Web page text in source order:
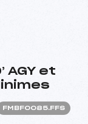
AGY et
FMBF0085.FFS